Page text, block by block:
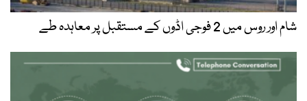
شام اور روس میں 2 فوجی اڈوں کے مستقبل پر معاہدہ طے